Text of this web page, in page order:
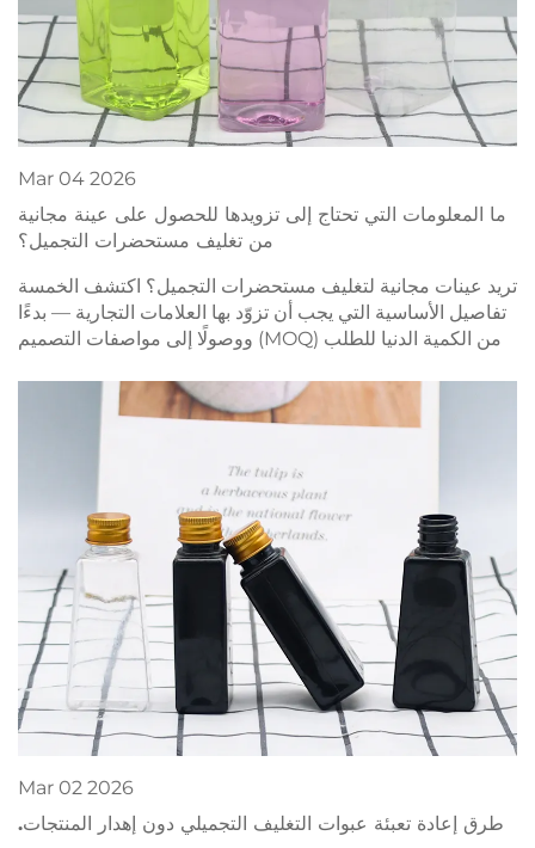
Mar 04 2026
ما المعلومات التي تحتاج إلى تزويدها للحصول على عينة مجانية
من تغليف مستحضرات التجميل؟
تريد عينات مجانية لتغليف مستحضرات التجميل؟ اكتشف الخمسة
تفاصيل الأساسية التي يجب أن تزوّد بها العلامات التجارية — بدءًا
من الكمية الدنيا للطلب (MOQ) ووصولًا إلى مواصفات التصميم
Mar 02 2026
طرق إعادة تعبئة عبوات التغليف التجميلي دون إهدار المنتجات.